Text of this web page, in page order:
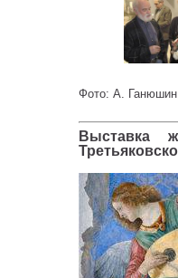
Фото: А.
Выставка